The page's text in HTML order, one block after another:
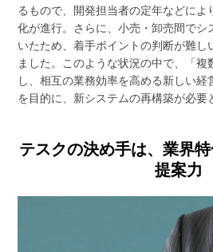
るもので、開発担当者の定年などによ
化が進行。さらに、小売・卸売間でシ
いたため、着手ポイントの判断が難し
ました。このような状況の中で、「複
し、相互の業務効率を高める新しい経
を目的に、新システムの再構築が必要
テスクの決め手は、業界
提案力